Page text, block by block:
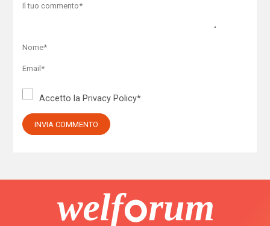
Accetto la Privacy Policy*